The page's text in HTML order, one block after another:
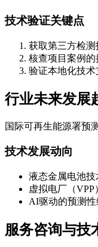
技术验证关键点
获取第三方检测
核查项目案例
验证本地化技
行业未来发展
国际可再生能源署预
技术发展动向
液态金属电池
虚拟电厂（
AI驱动的预测性
服务咨询与技